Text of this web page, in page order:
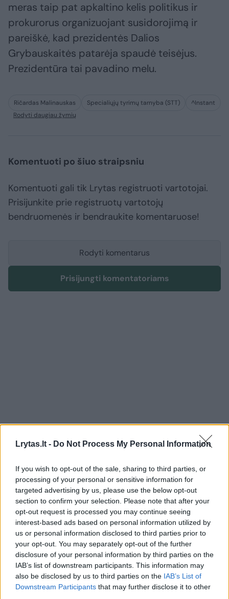
Lrytas.lt - Do Not Process My Personal Information
If you wish to opt-out of the sale, sharing to third parties, or
processing of your personal or sensitive information for
targeted advertising by us, please use the below opt-out
section to confirm your selection. Please note that after your
opt-out request is processed you may continue seeing
interest-based ads based on personal information utilized by
us or personal information disclosed to third parties prior to
your opt-out. You may separately opt-out of the further
disclosure of your personal information by third parties on the
IAB’s list of downstream participants. This information may
also be disclosed by us to third parties on the IAB’s List of
Downstream Participants that may further disclose it to other
meras taip pat apkaltino kelis politikus ir
prokurorus organizuojant susidorojimą ir
pareiškė, kad prezidentės Dalios
Grybauskaitės patarėja spaudė teisėjus.
Prezidentūra tai pavadino melu.
Ričardas Malinauskas Specialiųjų tyrimų tarnyba (STT)
^Instant
Rodyti daugiau žymių
Komentuoti po šiuo straipsniu
Komentuoti gali tik Lrytas registruoti vartotojai.
Prisijunkite prie registruotų vartotojų
bendruomenės ir bendraukite komentaruose!
Rodyti komentarus
Prisijungti komentatoriams
Karys prabilo apie galimus
pažeidimus pirkimuose: ministro
teiginiai neatspindi tikrovės(9)
2026 m. rugpjūčio 9 d. 05:07
Lrytas.lt